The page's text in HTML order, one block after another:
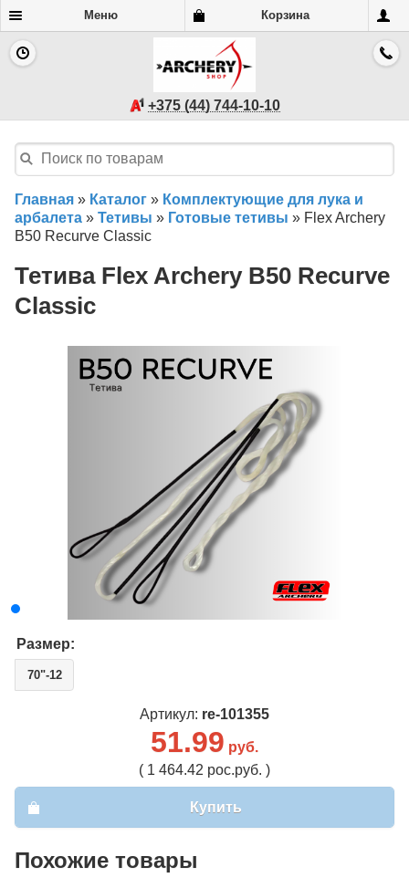
Меню Корзина
+375 (44) 744-10-10
Главная » Каталог » Комплектующие для лука и
арбалета » Тетивы » Готовые тетивы » Flex Archery
B50 Recurve Classic
Тетива Flex Archery B50 Recurve
Classic
Размер:
70"-12
Артикул: re-101355
51.99 руб.
( 1 464.42 рос.руб. )
Купить
Похожие товары